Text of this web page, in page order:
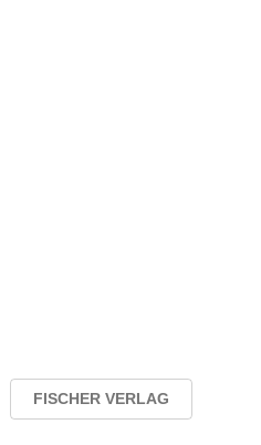
FISCHER VERLAG